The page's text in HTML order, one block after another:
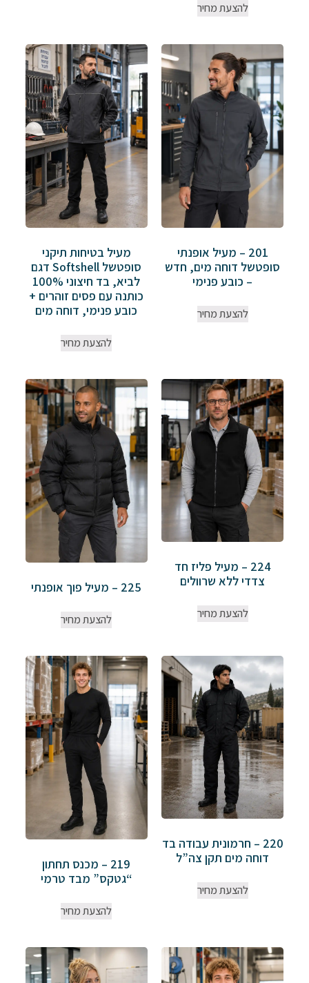
להצעת מחיר
201 – מעיל אופנתי
סופטשל דוחה מים, חדש
– כובע פנימי
להצעת מחיר
מעיל בטיחות תיקני
סופטשל Softshell דגם
לביא, בד חיצוני 100%
כותנה עם פסים זוהרים +
כובע פנימי, דוחה מים
להצעת מחיר
224 – מעיל פליז חד
צדדי ללא שרוולים
להצעת מחיר
225 – מעיל פוך אופנתי
להצעת מחיר
220 – חרמונית עבודה בד
דוחה מים תקן צה”ל
להצעת מחיר
219 – מכנס תחתון
“גטקס” מבד טרמי
להצעת מחיר